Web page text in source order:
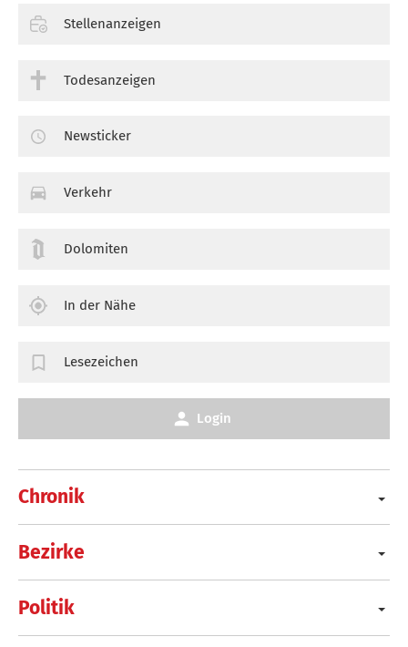
Chronik
Bezirke
Politik
Stellenanzeigen
Todesanzeigen
Newsticker
Verkehr
Dolomiten
In der Nähe
Lesezeichen
Login